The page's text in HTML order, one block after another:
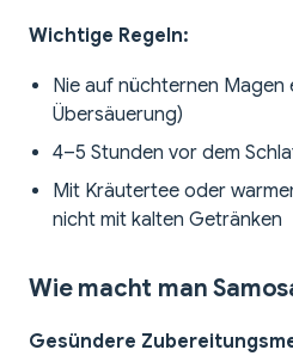
Wichtige Regeln:
Nie auf nüchternen Magen
Übersäuerung)
4–5 Stunden vor dem
Mit Kräutertee oder
nicht mit kalten Getränken
Wie macht man
Gesündere